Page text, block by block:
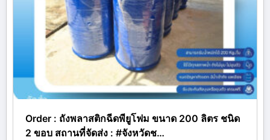
Order : ถังพลาสติกฉีดพียูโฟม ขนาด 200 ลิตร ชนิด
2 ขอบ สถานที่จัดส่ง : #จังหวัดช…